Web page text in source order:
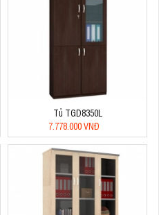
Tủ TGD8350L
7.778.000 VNĐ